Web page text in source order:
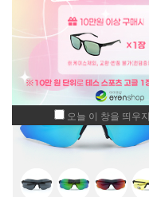
안경무늬 면케이스
주간 최고 매출 상품